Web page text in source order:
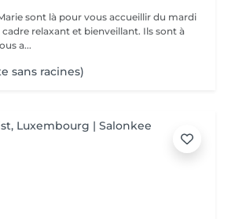
sont là pour vous accueillir du mardi
relaxant et bienveillant. Ils sont à
a...
sans racines)